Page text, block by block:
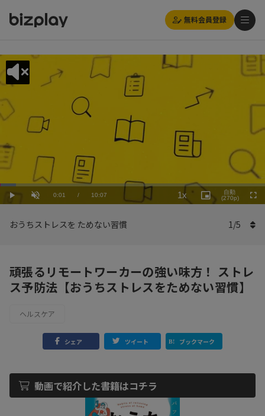
無料会員登録
Play UnmuteCurrent
0:01 / Duration
10:07
Loaded:
5.94%
1x
Playback
Rate
Picture-
in-
自動
(270p)
おうちストレスを ためない習慣 1/5
頑張るリモートワーカーの強い味方！ ストレ
ス予防法【おうちストレスをためない習慣】
ヘルスケア
シェア ツイート ブックマーク
動画で紹介した書籍はコチラ